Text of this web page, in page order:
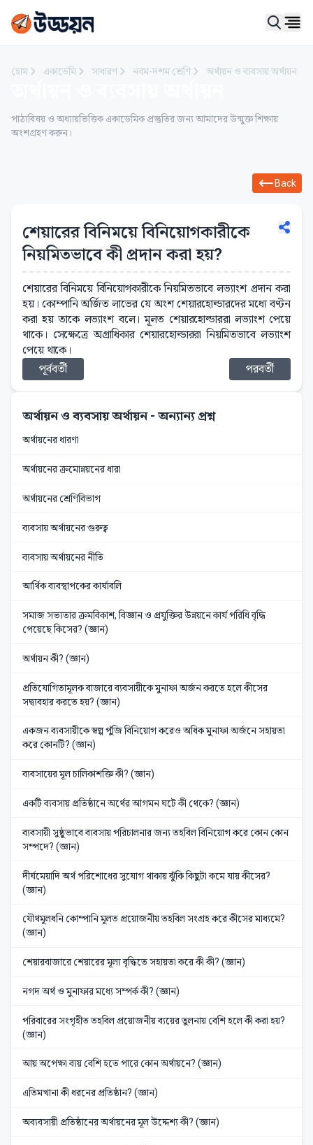
হোম একাডেমি সাধারণ নবম-দশম শ্রেণি অর্থায়ন ও ব্যবসায় অর্থায়ন
পাঠ্যবিষয় ও অধ্যায়ভিত্তিক একাডেমিক প্রস্তুতির জন্য আমাদের উন্মুক্ত শিক্ষায়
অংশগ্রহণ করুন।
Back
শেয়ারের বিনিময়ে বিনিয়োগকারীকে
নিয়মিতভাবে কী প্রদান করা হয়?
শেয়ারের বিনিময়ে বিনিয়োগকারীকে নিয়মিতভাবে লভ্যাংশ প্রদান করা
হয়। কোম্পানি অর্জিত লাভের যে অংশ শেয়ারহোল্ডারদের মধ্যে বণ্টন
করা হয় তাকে লভ্যাংশ বলে। মূলত শেয়ারহোল্ডাররা লভ্যাংশ পেয়ে
থাকে। সেক্ষেত্রে অগ্রাধিকার শেয়ারহোল্ডাররা নিয়মিতভাবে লভ্যাংশ
পেয়ে থাকে।
পূর্ববর্তী
পরবর্তী
অর্থায়ন ও ব্যবসায় অর্থায়ন- অন্যান্য প্রশ্ন
অর্থায়নের ধারণা
অর্থায়নের ক্রমোন্নয়নের ধারা
অর্থায়নের শ্রেণিবিভাগ
ব্যবসায় অর্থায়নের গুরুত্ব
ব্যবসায় অর্থায়নের নীতি
আর্থিক ব্যবস্থাপকের কার্যাবলি
সমাজ সভ্যতার ক্রমবিকাশ, বিজ্ঞান ও প্রযুক্তির উন্নয়নে কার্য পরিধি বৃদ্ধি
পেয়েছে কিসের? (জ্ঞান)
অর্থায়ন কী? (জ্ঞান)
প্রতিযোগিতামূলক বাজারে ব্যবসায়ীকে মুনাফা অর্জন করতে হলে কীসের
সদ্ব্যবহার করতে হয়? (জ্ঞান)
একজন ব্যবসায়ীকে স্বল্প পুঁজি বিনিয়োগ করেও অধিক মুনাফা অর্জনে সহায়তা
করে কোনটি? (জ্ঞান)
ব্যবসায়ের মূল চালিকাশক্তি কী? (জ্ঞান)
একটি ব্যবসায় প্রতিষ্ঠানে অর্থের আগমন ঘটে কী থেকে? (জ্ঞান)
ব্যবসায়ী সুষ্ঠুভাবে ব্যবসায় পরিচালনার জন্য তহবিল বিনিয়োগ করে কোন কোন
সম্পদে? (জ্ঞান)
দীর্ঘমেয়াদি অর্থ পরিশোধের সুযোগ থাকায় ঝুঁকি কিছুটা কমে যায় কীসের?
(জ্ঞান)
যৌথমূলধনি কোম্পানি মূলত প্রয়োজনীয় তহবিল সংগ্রহ করে কীসের মাধ্যমে?
(জ্ঞান)
শেয়ারবাজারে শেয়ারের মূল্য বৃদ্ধিতে সহায়তা করে কী কী? (জ্ঞান)
নগদ অর্থ ও মুনাফার মধ্যে সম্পর্ক কী? (জ্ঞান)
পরিবারের সংগৃহীত তহবিল প্রয়োজনীয় ব্যয়ের তুলনায় বেশি হলে কী করা হয়?
(জ্ঞান)
আয় অপেক্ষা ব্যয় বেশি হতে পারে কোন অর্থায়নে? (জ্ঞান)
এতিমখানা কী ধরনের প্রতিষ্ঠান? (জ্ঞান)
অব্যবসায়ী প্রতিষ্ঠানের অর্থায়নের মূল উদ্দেশ্য কী? (জ্ঞান)